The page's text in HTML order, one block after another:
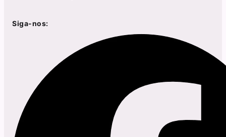
Siga-nos: